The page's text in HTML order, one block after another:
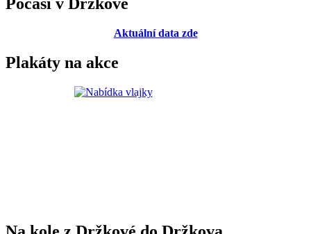
Počasí v Držkové
Aktuální data zde
Plakáty na akce